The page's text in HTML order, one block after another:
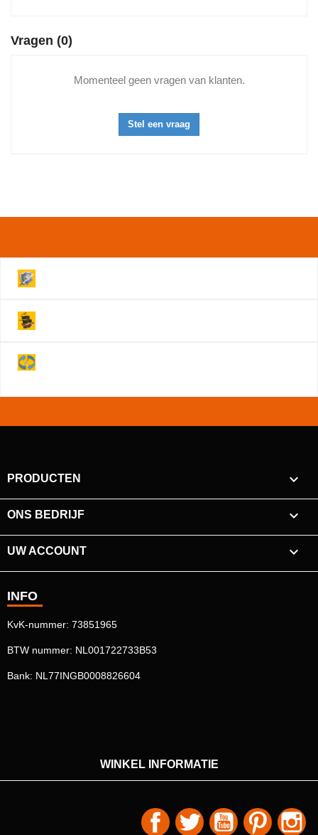
Vragen (0)
Momenteel geen vragen van klanten.
Stel een vraag
PRODUCTEN 
ONS BEDRIJF 
UW ACCOUNT 
INFO
KvK-nummer: 73851965
BTW nummer: NL001722733B53
Bank: NL77INGB0008826604
WINKEL INFORMATIE
FacebookTwitter YouTube Pinterest